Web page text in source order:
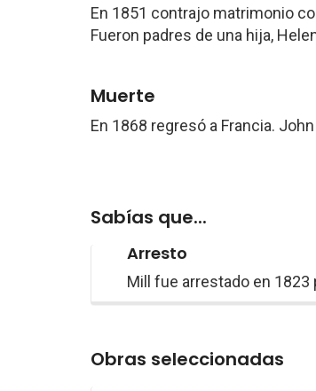
En 1851 contrajo matrimonio
Fueron padres de una hija,
Muerte
En 1868 regresó a Francia.
Sabías que...
Arresto
Mill fue arrestado en
Obras seleccionadas